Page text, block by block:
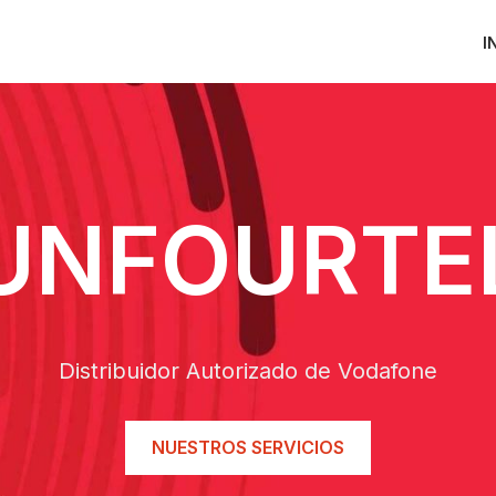
Distribuidor Autorizado de Vodafone
NUESTROS SERVICIOS